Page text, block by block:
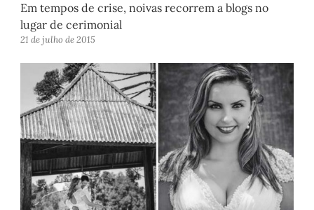
Em tempos de crise, noivas recorrem a blogs no
lugar de cerimonial
21 de julho de 2015